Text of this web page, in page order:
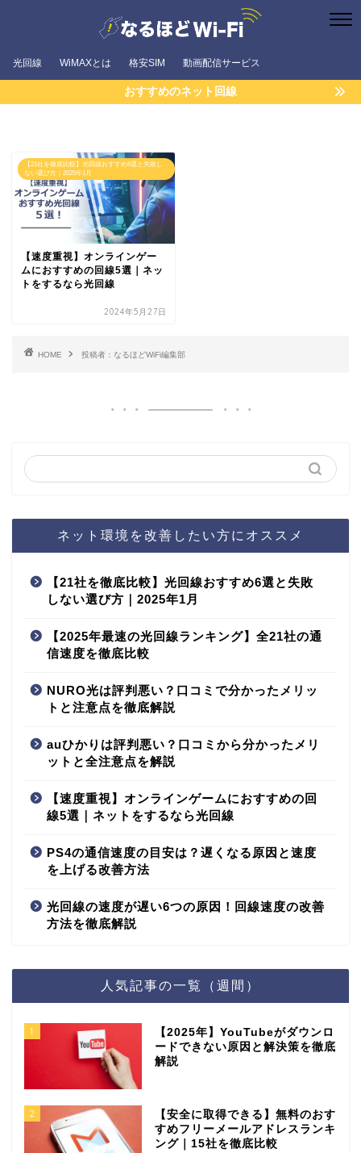
光回線 WiMAXとは 格安SIM 動画配信サービス
おすすめのネット回線
【21社を徹底比較】光回線おすすめ6選と失敗し
ない選び方｜2025年1月
【速度重視】オンラインゲー
ムにおすすめの回線5選｜ネッ
トをするなら光回線
2024年5月27日
HOME 投稿者：なるほどWiFi編集部
ネット環境を改善したい方にオススメ
【21社を徹底比較】光回線おすすめ6選と失敗
しない選び方｜2025年1月
【2025年最速の光回線ランキング】全21社の通
信速度を徹底比較
NURO光は評判悪い？口コミで分かったメリッ
トと注意点を徹底解説
auひかりは評判悪い？口コミから分かったメリ
ットと全注意点を解説
【速度重視】オンラインゲームにおすすめの回
線5選｜ネットをするなら光回線
PS4の通信速度の目安は？遅くなる原因と速度
を上げる改善方法
光回線の速度が遅い6つの原因！回線速度の改善
方法を徹底解説
人気記事の一覧（週間）
1
【2025年】YouTubeがダウンロ
ードできない原因と解決策を徹底
解説
2
【安全に取得できる】無料のおす
すめフリーメールアドレスランキ
ング｜15社を徹底比較